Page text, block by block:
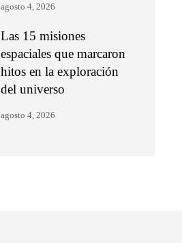
agosto 4, 2026
Las 15 misiones
espaciales que marcaron
hitos en la exploración
del universo
agosto 4, 2026